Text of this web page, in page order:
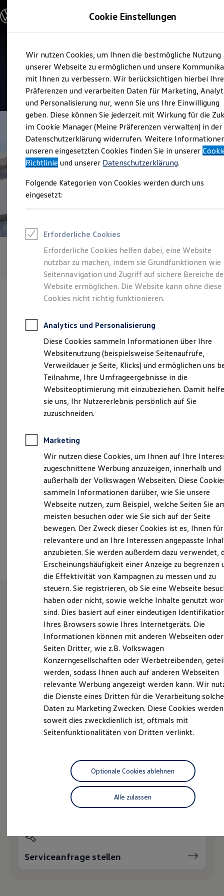
Hauptinhalt
springen
Footer
springen
Modelle und Konfigurator
Modelle vergleichen
Elektroautos
ENERGY Sondermodelle
Nutzfahrzeuge
SUV und CUV
Familienautos
Kombis
Kompaktwagen
Sportwagen
Schnell verfügbare Fahrzeuge
Angebote und Produkte
Aktuelle Angebote
E-Auto-Förderung
Volkswagen Marktplatz
Junge Gebrauchtwagen und Gebrauchtwagen
Volkswagen Zertifizierte Gebrauchtwagen
Zubehör- und Serviceangebote
Leasing
Leasing-Angebote
Gebrauchtwagen Leasing
Junge Gebrauchtwagen-Leasing
Elektroauto Leasing
Kleinwagen-Leasing
Leasing ohne Anzahlung
Finanzierung
Kfz-Versicherung
Restschuldversicherungen
Garantien
Wartungsverträge
Geschäftskunden
Professional Class bei Volkswagen
Großkunden
Behörden
Direktkunden
Sonderfahrzeuge
Anpfiff zum Gewinn
Elektroautos
ID. Tutorials
Elektrofahrzeugkonzepte
Reichweite
Reichweite der ID. Modelle
Reichweite im Winter
Laden
Laden unterwegs
Laden Zuhause
Ladestationen finden
Ladezeitensimulator
Batterie
Sicherheit
Garantie und Lebensdauer
Nachhaltigkeit
Technologie
Kosten und Kauf
Verbrauchskosten
Kaufoptionen
E-Auto-Förderung
Software und Konnektivität
ID. Software Versionen und Updates
Digitale Extras
Schnittstellen zu Ihrem ID.
Hybridautos
Marke und Erlebnis
Volkswagen R und R Experience
R-Modelle
Driving Experience
Volkswagen entdecken
Lifestyle Shop
T-Roc Kollektion
Golf Kollektion
ID. Kollektion
Volkswagen Kollektion
R-Kollektion
myVolkswagen
Service
Reichert Automobile
4.5| 15 Bewertungen
Verantwortlich für die Inhalte auf dieser Seite ist die Reichert
Automobile GmbH (Impressum & Rechtliches)
Daimlerstr. 10, 72581 Dettingen
info@reichert-automobile.de
Montag
Sonntag
Geschlossen
Ansprechpartner
Unsere Leistungenim
Überblick
Service
Online-Fahrzeugbewertung
Wie können wir
Servicetermin buchen
Serviceanfrage stellen
Cookie Einstellungen
Wir nutzen Cookies, um Ihnen die bestmögliche Nutzung
unserer Webseite zu ermöglichen und unsere
mit Ihnen zu verbessern. Wir berücksichtigen hierbei Ihre
Präferenzen und verarbeiten Daten für Marketing,
und Personalisierung nur, wenn Sie uns Ihre Einwilligung
geben. Diese können Sie jederzeit mit Wirkung für die
im Cookie Manager (Meine Präferenzen verwalten) in der
Datenschutzerklärung widerrufen. Weitere
unseren eingesetzten Cookies finden Sie in unserer
Richtlinie und unserer Datenschutzerklärung.
Folgende Kategorien von Cookies werden durch uns
eingesetzt:
Erforderliche Cookies
Erforderliche Cookies helfen dabei, eine Website
nutzbar zu machen, indem sie Grundfunktionen wie
Seitennavigation und Zugriff auf sichere Bereiche
Website ermöglichen. Die Website kann ohne diese
Cookies nicht richtig funktionieren.
Analytics und Personalisierung
Diese Cookies sammeln Informationen über Ihre
Websitenutzung (beispielsweise Seitenaufrufe,
Verweildauer je Seite, Klicks) und ermöglichen uns
Teilnahme, Ihre Umfrageergebnisse in die
Websiteoptimierung mit einzubeziehen. Damit
sie uns, Ihr Nutzererlebnis persönlich auf Sie
zuzuschneiden.
Marketing
Wir nutzen diese Cookies, um Ihnen auf Ihre
zugeschnittene Werbung anzuzeigen, innerhalb und
außerhalb der Volkswagen Webseiten. Diese
sammeln Informationen darüber, wie Sie unsere
Webseite nutzen, zum Beispiel, welche Seiten Sie
meisten besuchen oder wie Sie sich auf der Seite
bewegen. Der Zweck dieser Cookies ist es, Ihnen für
relevantere und an Ihre Interessen angepasste
anzubieten. Sie werden außerdem dazu verwendet,
Erscheinungshäufigkeit einer Anzeige zu begrenzen
die Effektivität von Kampagnen zu messen und zu
steuern. Sie registrieren, ob Sie eine Webseite
haben oder nicht, sowie welche Inhalte genutzt
sind. Dies basiert auf einer eindeutigen
Ihres Browsers sowie Ihres Internetgeräts. Die
Informationen können mit anderen Webseiten oder
Seiten Dritter, wie z.B. Volkswagen
Konzerngesellschaften oder Werbetreibenden,
werden, sodass Ihnen auch auf anderen Webseiten
relevante Werbung angezeigt werden kann. Wir
die Dienste eines Dritten für die Verarbeitung
Daten zu Marketing Zwecken. Diese Cookies
soweit dies zweckdienlich ist, oftmals mit
Seitenfunktionalitäten von Dritten verlinkt.
Alle zulassen
Optionale Cookies ablehnen